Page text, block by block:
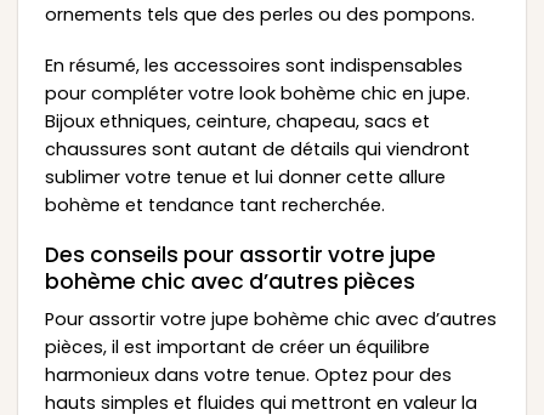
ornements tels que des perles ou des pompons.
En résumé, les accessoires sont indispensables
pour compléter votre look bohème chic en jupe.
Bijoux ethniques, ceinture, chapeau, sacs et
chaussures sont autant de détails qui viendront
sublimer votre tenue et lui donner cette allure
bohème et tendance tant recherchée.
Des conseils pour assortir votre jupe
bohème chic avec d’autres pièces
Pour assortir votre jupe bohème chic avec d’autres
pièces, il est important de créer un équilibre
harmonieux dans votre tenue. Optez pour des
hauts simples et fluides qui mettront en valeur la